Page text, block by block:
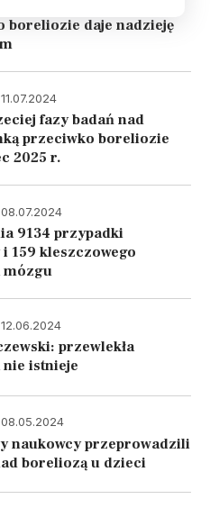
boreliozie daje nadzieję
11.07.2024
fazy badań nad
przeciwko boreliozie
2025 r.
08.07.2024
9134 przypadki
159 kleszczowego
mózgu
12.06.2024
przewlekła
istnieje
08.05.2024
naukowcy przeprowadzili
boreliozą u dzieci